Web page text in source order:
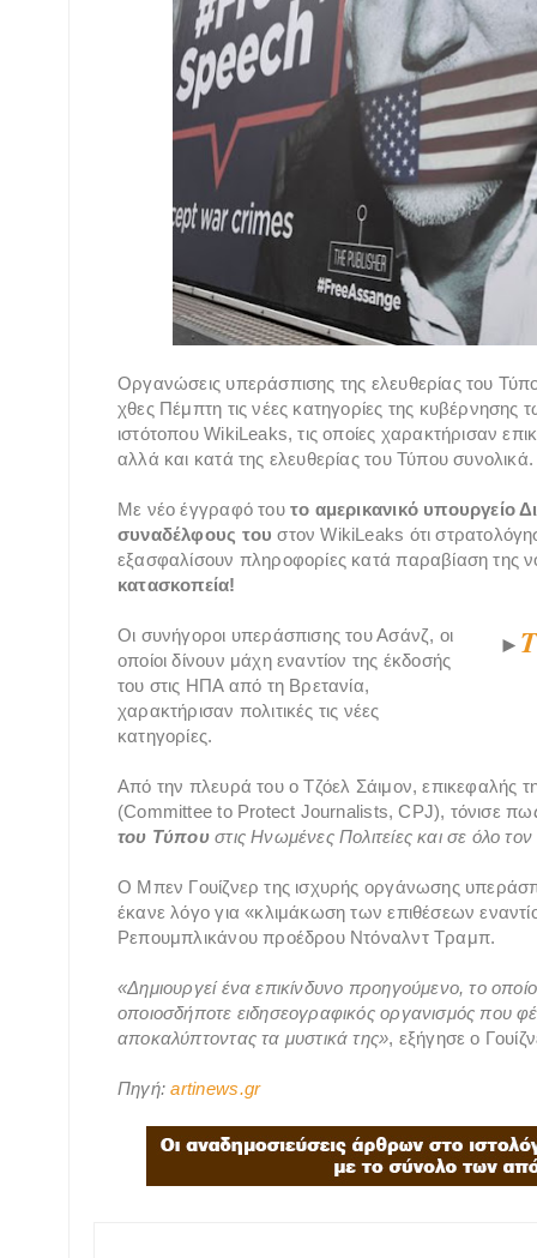
Οργανώσεις υπεράσπισης της ελευθερίας του
χθες Πέμπτη τις νέες κατηγορίες της
ιστότοπου WikiLeaks, τις οποίες χαρακτήρισαν
αλλά και κατά της ελευθερίας του Τύπου συνολικά.
Με νέο έγγραφό του το αμερικανικό υπουργείο
συναδέλφους του στον WikiLeaks ότι
εξασφαλίσουν πληροφορίες κατά παραβίαση της
κατασκοπεία!
►
Οι συνήγοροι υπεράσπισης του Ασάνζ, οι
οποίοι δίνουν μάχη εναντίον της έκδοσής
του στις ΗΠΑ από τη Βρετανία,
χαρακτήρισαν πολιτικές τις νέες
κατηγορίες.
Από την πλευρά του ο Τζόελ Σάιμον, επικεφαλής
(Committee to Protect Journalists, CPJ), τόνισε
του Τύπουστις Ηνωμένες Πολιτείες και σε όλο
Ο Μπεν Γουίζνερ της ισχυρής οργάνωσης
έκανε λόγο για «κλιμάκωση των επιθέσεων
Ρεπουμπλικάνου προέδρου Ντόναλντ Τραμπ.
«Δημιουργεί ένα επικίνδυνο προηγούμενο, το
οποιοσδήποτε ειδησεογραφικός οργανισμός που
αποκαλύπτοντας τα μυστικά της», εξήγησε ο
Πηγή:artinews.gr